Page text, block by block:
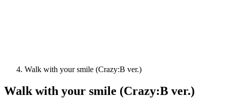
Walk with your smile (Crazy:B ver.)
Walk with your smile (Crazy:B ver.)